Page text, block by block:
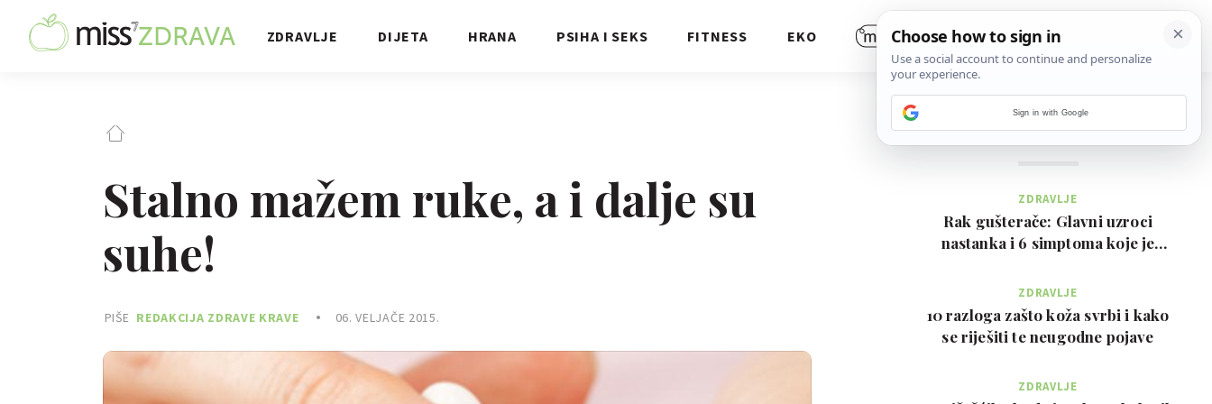
ZDRAVLJE DIJETA HRANA PSIHA I SEKS FITNESS EKO
Stalno mažem ruke, a i dalje su
suhe!
PIŠE REDAKCIJA ZDRAVE KRAVE 06. VELJAČE 2015.
NAJČITANIJE
ZDRAVLJE
Rak gušterače: Glavni uzroci
nastanka i 6 simptoma koje je
ZDRAVLJE
10 razloga zašto koža svrbi i kako
se riješiti te neugodne pojave
ZDRAVLJE
Sign in with Google